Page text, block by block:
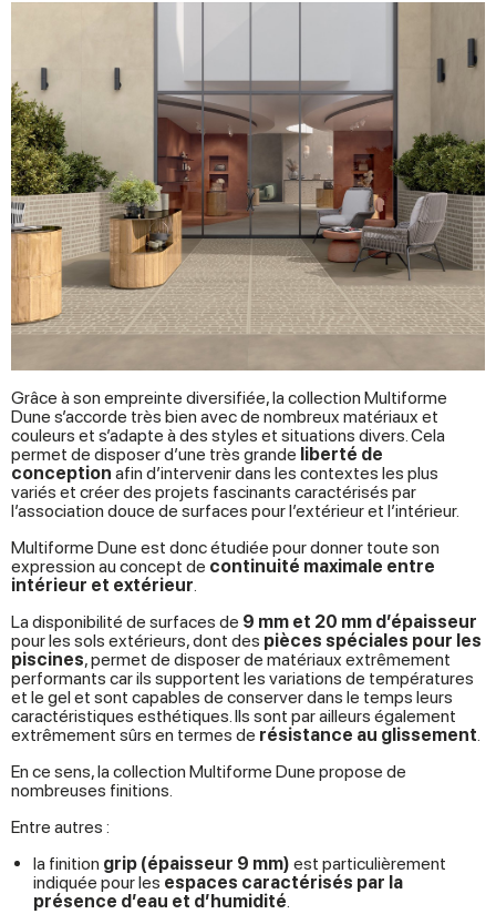
Grâce à son empreinte diversifiée, la collection Multiforme
Dune s’accorde très bien avec de nombreux matériaux et
couleurs et s’adapte à des styles et situations divers. Cela
permet de disposer d’une très grande liberté de
conception afin d’intervenir dans les contextes les plus
variés et créer des projets fascinants caractérisés par
l’association douce de surfaces pour l’extérieur et l’intérieur.
Multiforme Dune est donc étudiée pour donner toute son
expression au concept de continuité maximale entre
intérieur et extérieur.
La disponibilité de surfaces de 9 mm et 20 mm d’épaisseur
pour les sols extérieurs, dont des pièces spéciales pour les
piscines, permet de disposer de matériaux extrêmement
performants car ils supportent les variations de températures
et le gel et sont capables de conserver dans le temps leurs
caractéristiques esthétiques. Ils sont par ailleurs également
extrêmement sûrs en termes de résistance au glissement.
En ce sens, la collection Multiforme Dune propose de
nombreuses finitions.
Entre autres :
la finition grip (épaisseur 9 mm) est particulièrement
indiquée pour les espaces caractérisés par la
présence d’eau et d’humidité.